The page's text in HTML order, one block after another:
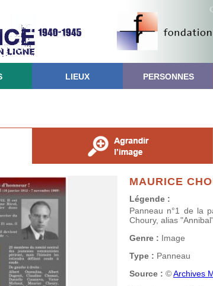
LIEUX PERSONNES
MAURICE
Légende :
Panneau n°1 de la
Choury, alias
Genre : Image
Type : Panneau
Source : ©Archives